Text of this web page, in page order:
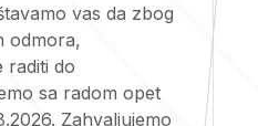
vas da zbog
odmora,
raditi do
sa radom opet
Zahvaljujemo